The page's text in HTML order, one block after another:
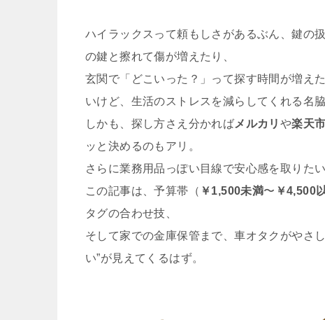
ハイラックスって頼もしさがあるぶん、鍵の
の鍵と擦れて傷が増えたり、
玄関で「どこいった？」って探す時間が増え
いけど、生活のストレスを減らしてくれる名脇
しかも、探し方さえ分かればメルカリ や楽天
ッと決めるのもアリ。
さらに業務用品っぽい目線で安心感を取りた
この記事は、予算帯（ ￥1,500未満〜 ￥4,500
タグの合わせ技、
そして家での金庫保管まで、車オタクがやさ
い”が見えてくるはず。